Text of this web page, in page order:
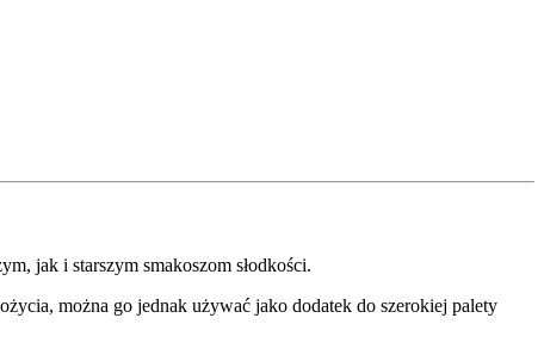
jak i starszym smakoszom słodkości.
można go jednak używać jako dodatek do szerokiej palety